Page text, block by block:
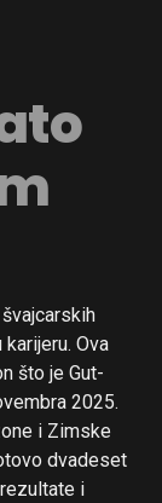
Ova
što je Gut-
2025.
i Zimske
dvadeset
i